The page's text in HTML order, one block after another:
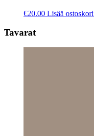
€20.00 Lisää
Tavarat